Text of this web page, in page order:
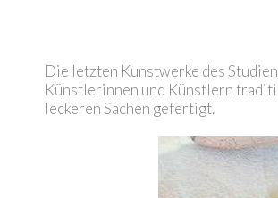
Die letzten Kunstwerke des
Künstlerinnen und Künstlern
leckeren Sachen gefertigt.